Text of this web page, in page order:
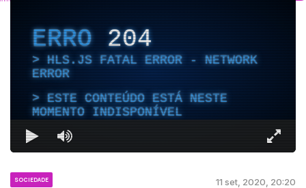
ERRO204
HLS.JS FATAL ERROR - NETWORK
ERROR
ESTE CONTEÚDO ESTÁ NESTE
MOMENTO INDISPONÍVEL
SOCIEDADE 11 set, 2020, 20:20